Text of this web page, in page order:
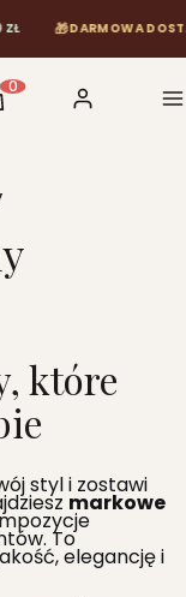
DOSTAWA OD 120
w koszyku:
Zaloguj się
które
styl i zostawi
markowe
To
elegancję i